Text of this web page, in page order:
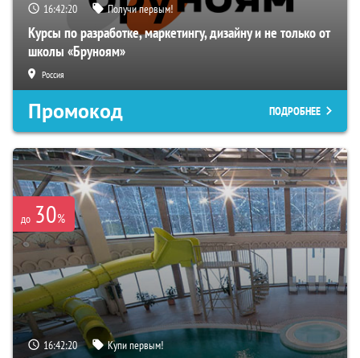
16:42:19 Получи первым!
Курсы по разработке, маркетингу, дизайну и не только от
школы «Бруноям»
Россия
Промокод ПОДРОБНЕЕ
до 30%
16:42:19 Купи первым!